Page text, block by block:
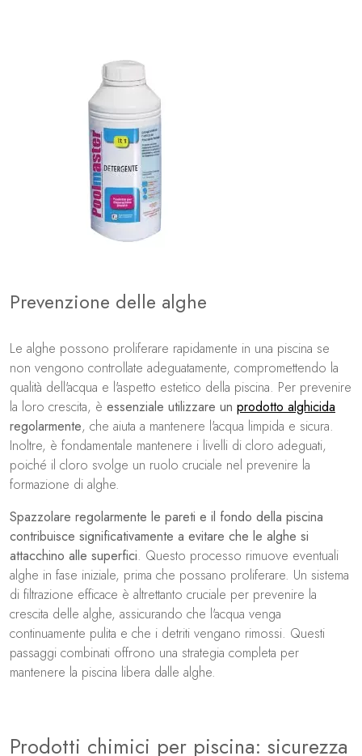
Prevenzione delle alghe
Le alghe possono proliferare rapidamente in una piscina se
non vengono controllate adeguatamente, compromettendo la
qualità dell'acqua e l'aspetto estetico della piscina. Per prevenire
la loro crescita, è essenziale utilizzare un prodotto alghicida
regolarmente, che aiuta a mantenere l'acqua limpida e sicura.
Inoltre, è fondamentale mantenere i livelli di cloro adeguati,
poiché il cloro svolge un ruolo cruciale nel prevenire la
formazione di alghe.
Spazzolare regolarmente le pareti e il fondo della piscina
contribuisce significativamente a evitare che le alghe si
attacchino alle superfici. Questo processo rimuove eventuali
alghe in fase iniziale, prima che possano proliferare. Un sistema
di filtrazione efficace è altrettanto cruciale per prevenire la
crescita delle alghe, assicurando che l'acqua venga
continuamente pulita e che i detriti vengano rimossi. Questi
passaggi combinati offrono una strategia completa per
mantenere la piscina libera dalle alghe.
Prodotti chimici per piscina: sicurezza